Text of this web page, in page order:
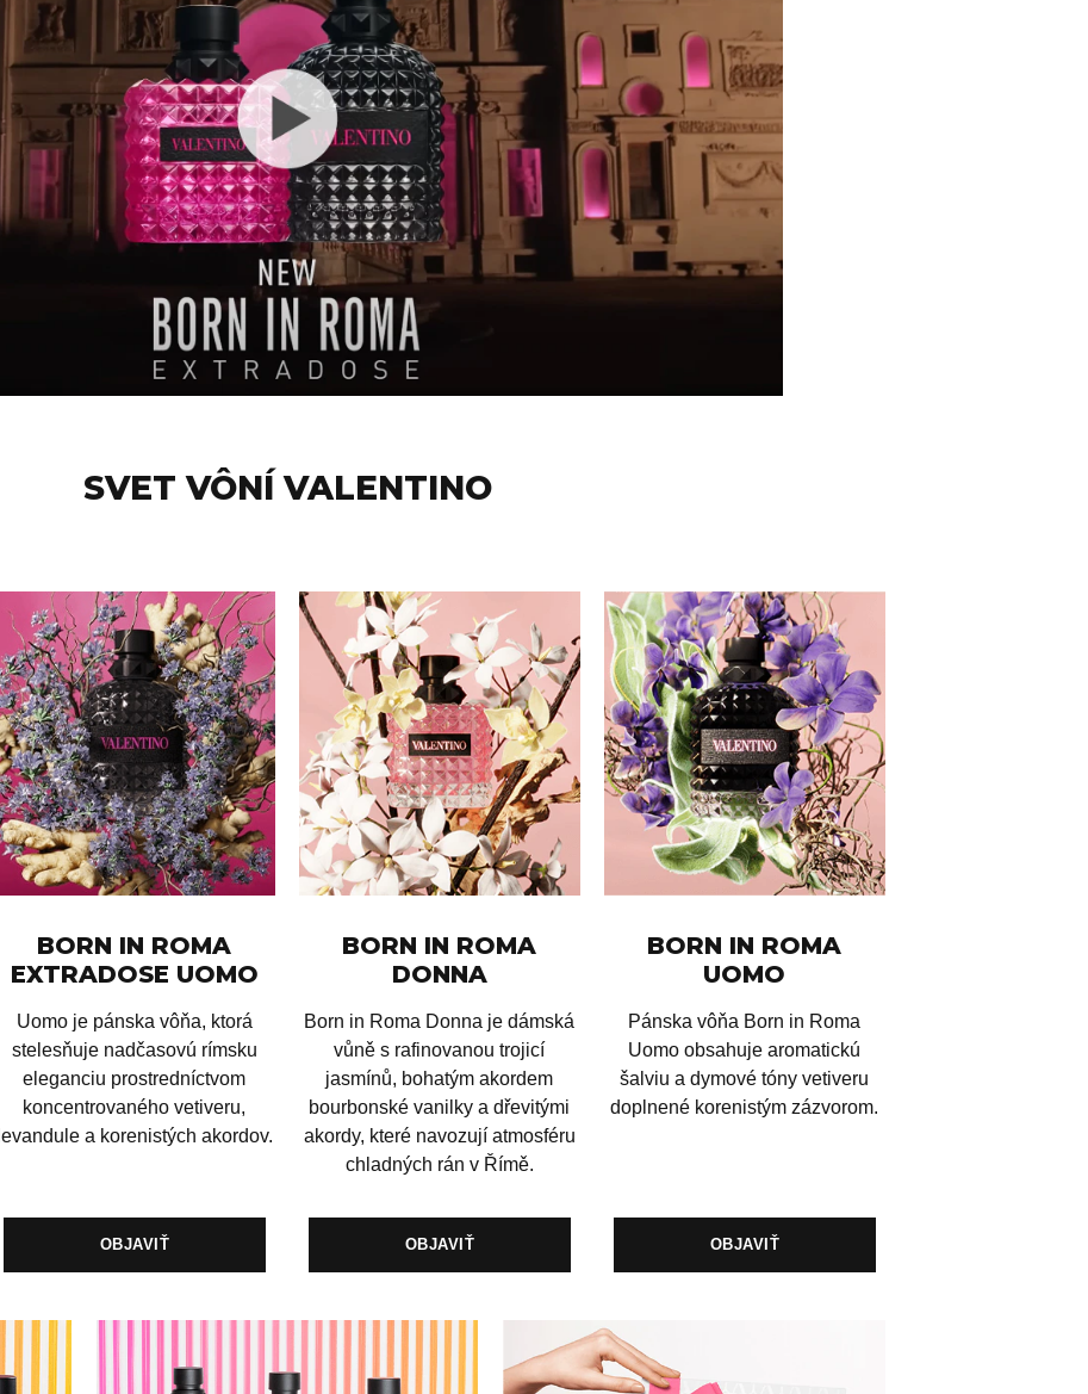
SVET VÔNÍ VALENTINO
BORN IN ROMA
EXTRADOSE UOMO
Uomo je pánska vôňa, ktorá
stelesňuje nadčasovú rímsku
eleganciu prostredníctvom
koncentrovaného vetiveru,
levandule a korenistých akordov.
OBJAVIŤ
BORN IN ROMA
DONNA
Born in Roma Donna je dámská
vůně s rafinovanou trojicí
jasmínů, bohatým akordem
bourbonské vanilky a dřevitými
akordy, které navozují atmosféru
chladných rán v Římě.
OBJAVIŤ
BORN IN ROMA
UOMO
Pánska vôňa Born in Roma
Uomo obsahuje aromatickú
šalviu a dymové tóny vetiveru
doplnené korenistým zázvorom.
OBJAVIŤ